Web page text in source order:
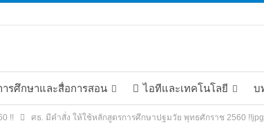
ารศึกษาและสื่อการสอน ไอทีและเทคโนโลยี บ
!! ศธ. มีคำสั่ง ให้ใช้หลักสูตรการศึกษาปฐมวัย พุทธศักราช 2560